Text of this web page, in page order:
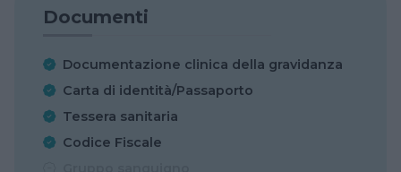
Documenti
Documentazione clinica della gravidanza
Carta di identità/Passaporto
Tessera sanitaria
Codice Fiscale